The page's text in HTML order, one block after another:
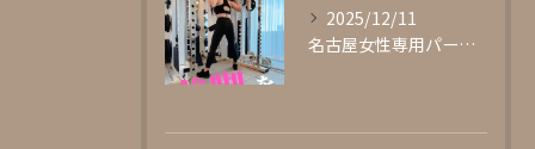
2025/12/11
名古屋女性専用パーソナルジムglishグリッシュ